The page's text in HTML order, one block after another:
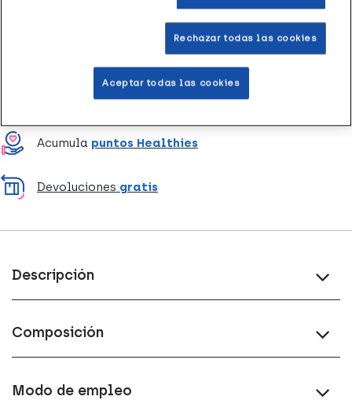
Entrega rápida y gratuitaen farmacia
Envío a domicilioen 24-48h laborables
Acumula puntos Healthies
Devoluciones gratis
Descripción
Composición
Modo de empleo
Rechazar todas las cookies
Aceptar todas las cookies